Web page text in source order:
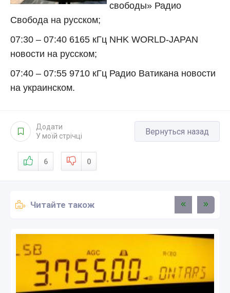
свободы» Радио
Свобода на русском;
07:30 – 07:40 6165 кГц NHK WORLD-JAPAN
новости на русском;
07:40 – 07:55 9710 кГц Радио Ватикана новости
на украинском.
Додати
У моїй стрічці
Вернуться назад
6 0
Читайте також